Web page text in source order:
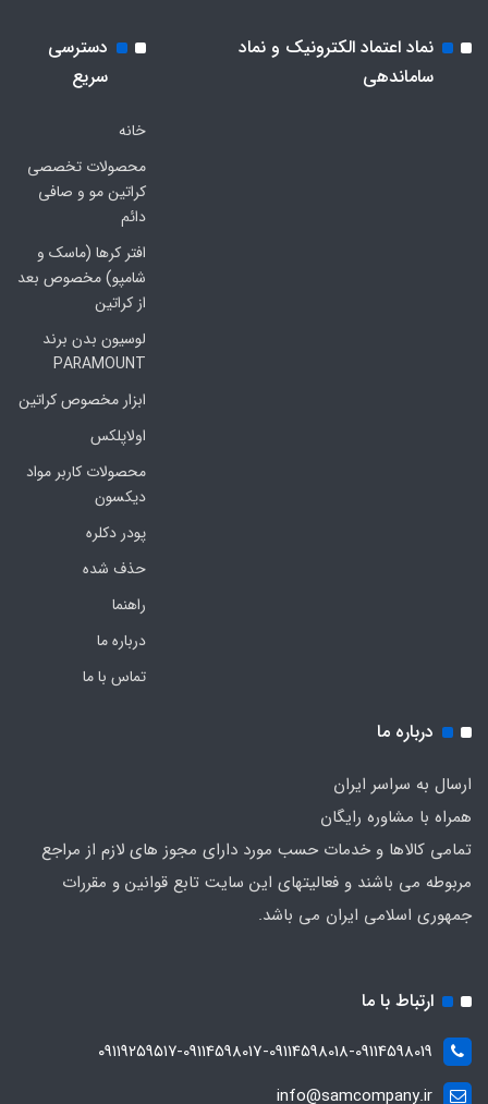
نماد اعتماد الکترونیک و نماد
ساماندهی
دسترسی
سریع
خانه
محصولات تخصصی
کراتین مو و صافی
دائم
افتر کرها (ماسک و
شامپو) مخصوص بعد
از کراتین
لوسیون بدن برند
PARAMOUNT
ابزار مخصوص کراتین
اولاپلکس
محصولات کاربر مواد
دیکسون
پودر دکلره
حذف شده
راهنما
درباره ما
تماس با ما
درباره ما
ارسال به سراسر ایران
همراه با مشاوره رایگان
تمامی کالاها و خدمات حسب مورد دارای مجوز های لازم از مراجع
مربوطه می باشند و فعالیتهای این سایت تابع قوانین و مقررات
جمهوری اسلامی ایران می باشد.
ارتباط با ما
۰۹۱۱۹۲۵۹۵۱۷-09114598017-09114598018-09114598019
info@samcompany.ir